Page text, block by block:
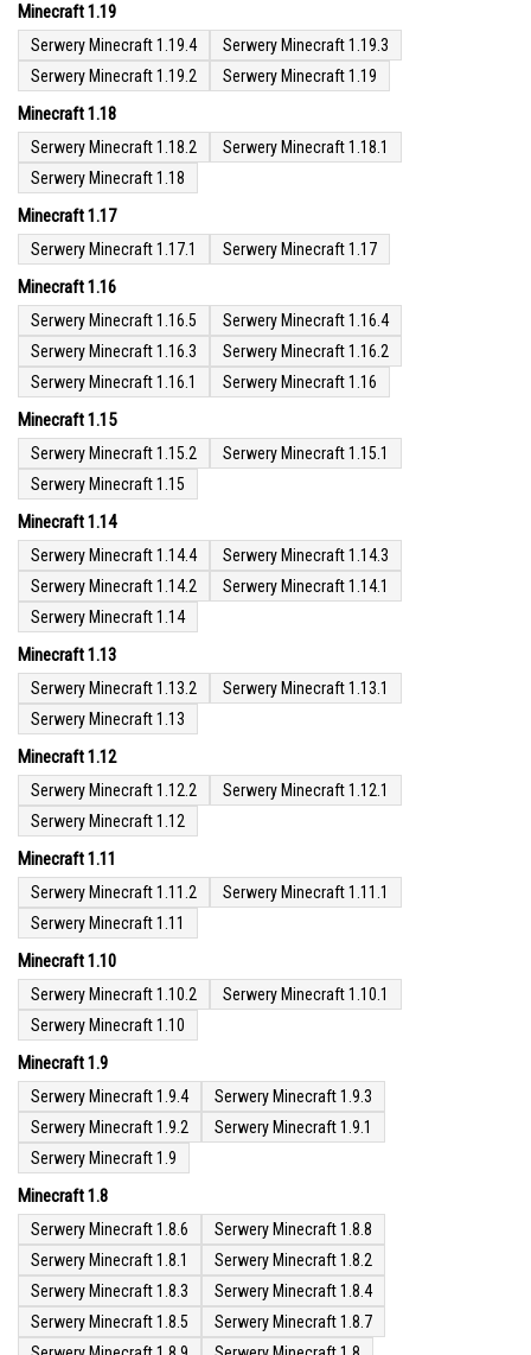
Minecraft 1.19
Serwery Minecraft 1.19.4
Serwery Minecraft 1.19.3
Serwery Minecraft 1.19.2
Serwery Minecraft 1.19
Minecraft 1.18
Serwery Minecraft 1.18.2
Serwery Minecraft 1.18.1
Serwery Minecraft 1.18
Minecraft 1.17
Serwery Minecraft 1.17.1 Serwery Minecraft 1.17
Minecraft 1.16
Serwery Minecraft 1.16.5
Serwery Minecraft 1.16.4
Serwery Minecraft 1.16.3
Serwery Minecraft 1.16.2
Serwery Minecraft 1.16.1
Serwery Minecraft 1.16
Minecraft 1.15
Serwery Minecraft 1.15.2
Serwery Minecraft 1.15.1
Serwery Minecraft 1.15
Minecraft 1.14
Serwery Minecraft 1.14.4
Serwery Minecraft 1.14.3
Serwery Minecraft 1.14.2
Serwery Minecraft 1.14.1
Serwery Minecraft 1.14
Minecraft 1.13
Serwery Minecraft 1.13.2
Serwery Minecraft 1.13.1
Serwery Minecraft 1.13
Minecraft 1.12
Serwery Minecraft 1.12.2
Serwery Minecraft 1.12.1
Serwery Minecraft 1.12
Minecraft 1.11
Serwery Minecraft 1.11.2
Serwery Minecraft 1.11.1
Serwery Minecraft 1.11
Minecraft 1.10
Serwery Minecraft 1.10.2
Serwery Minecraft 1.10.1
Serwery Minecraft 1.10
Minecraft 1.9
Serwery Minecraft 1.9.4
Serwery Minecraft 1.9.3
Serwery Minecraft 1.9.2
Serwery Minecraft 1.9.1
Serwery Minecraft 1.9
Minecraft 1.8
Serwery Minecraft 1.8.6
Serwery Minecraft 1.8.8
Serwery Minecraft 1.8.1
Serwery Minecraft 1.8.2
Serwery Minecraft 1.8.3
Serwery Minecraft 1.8.4
Serwery Minecraft 1.8.5
Serwery Minecraft 1.8.7